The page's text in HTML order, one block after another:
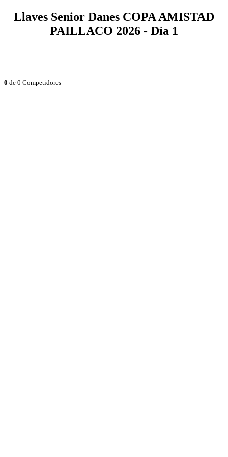
Llaves Senior Danes COPA AMISTAD
PAILLACO 2026 - Día 1
0 de 0 Competidores